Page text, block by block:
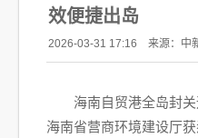
效便捷出岛
2026-03-31 17:16 来源：中
海南自贸港全岛封
海南省营商环境建设厅